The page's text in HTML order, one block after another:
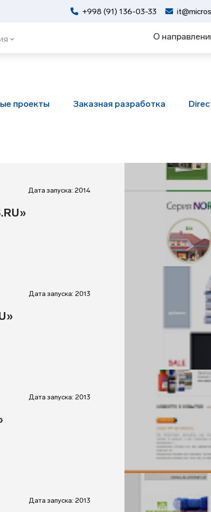
+998 (91) 136-03-33
О
проекты Заказная разработка
Дата запуска: 2014
Дата запуска: 2013
Дата запуска: 2013
Дата запуска: 2013